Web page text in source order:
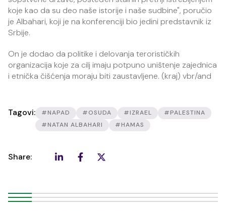
koje kao da su deo naše istorije i naše sudbine", poručio
je Albahari, koji je na konferenciji bio jedini predstavnik iz
Srbije.
On je dodao da politike i delovanja terorističkih
organizacija koje za cilj imaju potpuno uništenje zajednica
i etnička čišćenja moraju biti zaustavljene. (kraj) vbr/and
Tagovi: #NAPAD #OSUDA #IZRAEL
#PALESTINA
#NATAN ALBAHARI
#HAMAS
Share: